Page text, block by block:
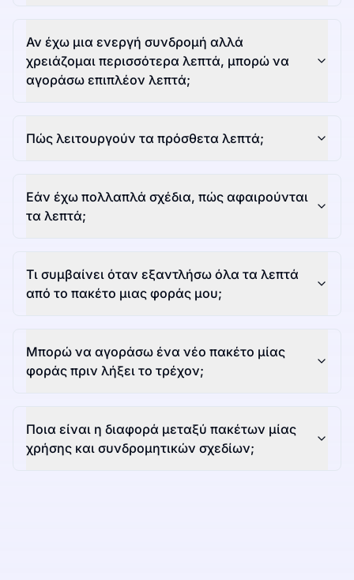
Αν έχω μια ενεργή συνδρομή αλλά
χρειάζομαι περισσότερα λεπτά, μπορώ να
αγοράσω επιπλέον λεπτά;
Πώς λειτουργούν τα πρόσθετα λεπτά;
Εάν έχω πολλαπλά σχέδια, πώς αφαιρούνται
τα λεπτά;
Τι συμβαίνει όταν εξαντλήσω όλα τα λεπτά
από το πακέτο μιας φοράς μου;
Μπορώ να αγοράσω ένα νέο πακέτο μίας
φοράς πριν λήξει το τρέχον;
Ποια είναι η διαφορά μεταξύ πακέτων μίας
χρήσης και συνδρομητικών σχεδίων;